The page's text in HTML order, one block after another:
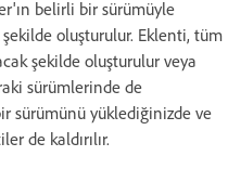
belirli bir sürümüyle
oluşturulur. Eklenti, tüm
şekilde oluşturulur veya
sürümlerinde de
sürümünü yüklediğinizde ve
de kaldırılır.